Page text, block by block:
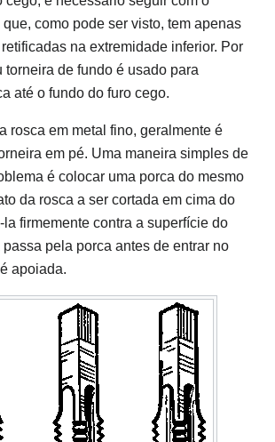
como pode ser visto, tem apenas
na extremidade inferior. Por
torneira de fundo é usado para
até o fundo do furo cego.
rosca em metal fino, geralmente é
em pé. Uma maneira simples de
é colocar uma porca do mesmo
da rosca a ser cortada em cima do
firmemente contra a superfície do
passa pela porca antes de entrar no
apoiada.